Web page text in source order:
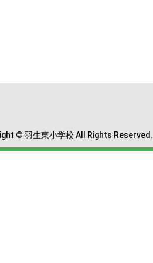
© 羽生東小学校 All Rights Reserved.